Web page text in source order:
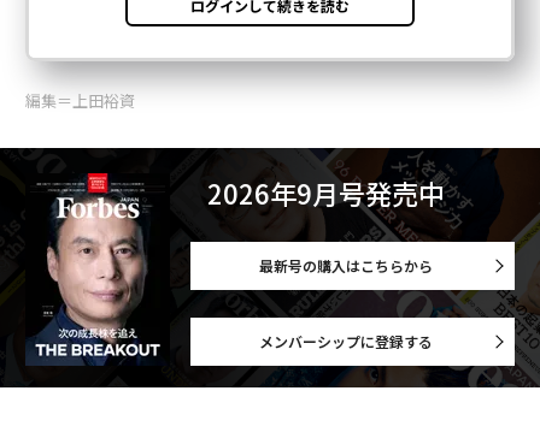
編集＝上田裕資
2026年9月号発売中
最新号の購入はこちらから
メンバーシップに登録する